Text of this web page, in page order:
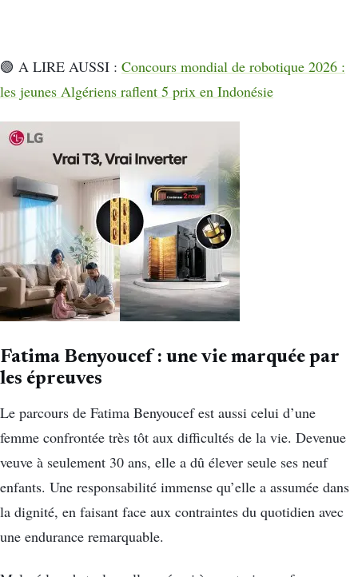
🟢 A LIRE AUSSI : Concours mondial de robotique 2026 :
les jeunes Algériens raflent 5 prix en Indonésie
Fatima Benyoucef : une vie marquée par
les épreuves
Le parcours de Fatima Benyoucef est aussi celui d’une
femme confrontée très tôt aux difficultés de la vie. Devenue
veuve à seulement 30 ans, elle a dû élever seule ses neuf
enfants. Une responsabilité immense qu’elle a assumée dans
la dignité, en faisant face aux contraintes du quotidien avec
une endurance remarquable.